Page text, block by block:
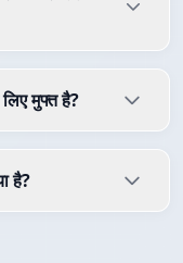
मुफ्त है?
है?